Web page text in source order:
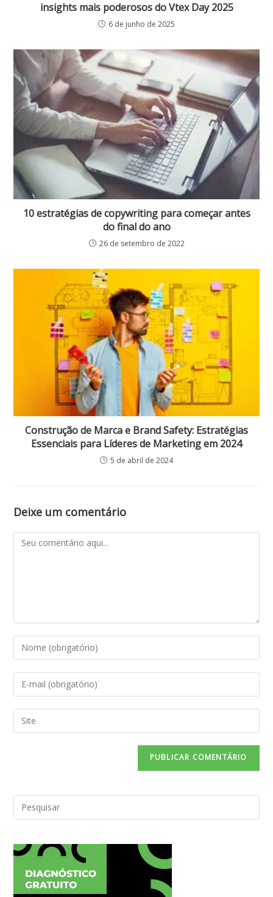
insights mais poderosos do Vtex Day 2025
6 de junho de 2025
10 estratégias de copywriting para começar antes
do final do ano
26 de setembro de 2022
Construção de Marca e Brand Safety: Estratégias
Essenciais para Líderes de Marketing em 2024
5 de abril de 2024
Deixe um comentário